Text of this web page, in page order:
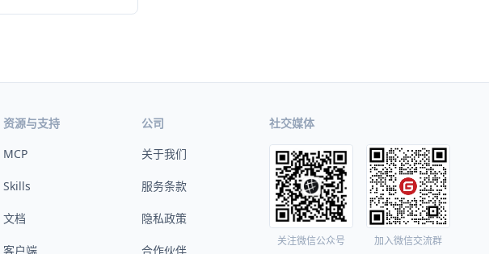
资源与支持
MCP
Skills
文档
客户端
公司
关于我们
服务条款
隐私政策
合作伙伴
社交媒体
关注微信公众号 加入微信交流群